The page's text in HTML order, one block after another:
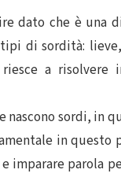
dato che è una
di sordità:
a risolvere
sordi, in
in questo
imparare parola